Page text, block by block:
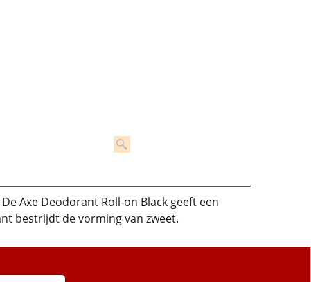
Axe Deodorant Roll-on Black geeft een
bestrijdt de vorming van zweet.